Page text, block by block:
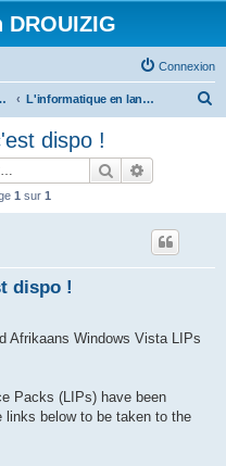
Connexion
er bed a-bezh L'informatique en langues régionales et minoritaires
dispo !
Rechercher
1 sur 1
dispo !
Afrikaans Windows Vista LIPs
Packs (LIPs) have been
below to be taken to the